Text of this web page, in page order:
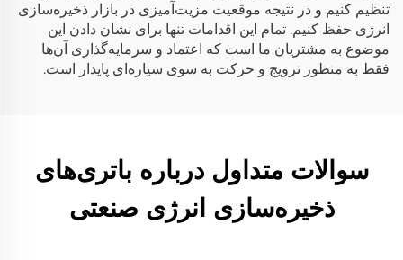
تنظیم کنیم و در نتیجه موقعیت مزیت‌آمیزی در بازار ذخیره‌سازی
انرژی حفظ کنیم. تمام این اقدامات تنها برای نشان دادن این
موضوع به مشتریان ما است که اعتماد و سرمایه‌گذاری آن‌ها
فقط به منظور ترویج و حرکت به سوی سیاره‌ای پایدار است.
سوالات متداول درباره باتری‌های
ذخیره‌سازی انرژی صنعتی